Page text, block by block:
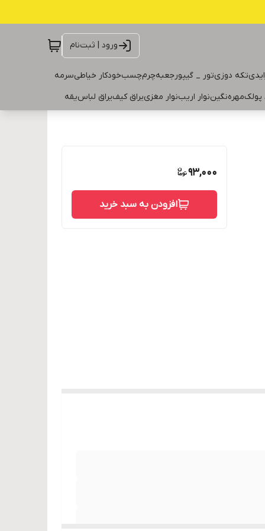
ورود | ثبت‌نام
تکه دوزیتور _ گیپورجعبهچرمچسبخودکار خیاطیسرمه
پولکمهرهنگیننوار اریبنوار مغزییراق کیفیراق لباسیقه
93,000
افزودن به سبد خرید